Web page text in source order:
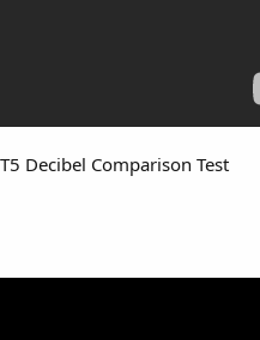
Decibel Comparison Test